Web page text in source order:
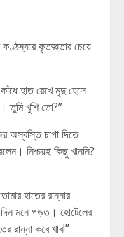
কৃতজ্ঞতার চেয়ে
হাত রেখে মৃদু হেসে
তুমি খুশি তো?”
অস্বস্তি চাপা দিতে
নিশ্চয়ই কিছু খাননি?
হাতের রান্নার
মনে পড়ত। হোটেলের
রান্না কবে খাব!”